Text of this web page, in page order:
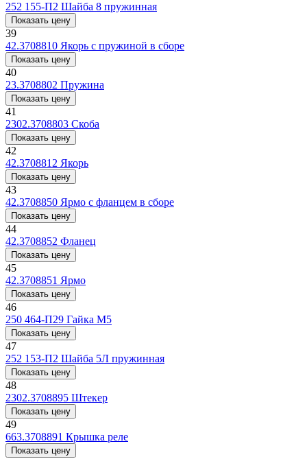
252 155-П2 Шайба 8 пружинная
Показать цену
39
42.3708810 Якорь с пружиной в сборе
Показать цену
40
23.3708802 Пружина
Показать цену
41
2302.3708803 Скоба
Показать цену
42
42.3708812 Якорь
Показать цену
43
42.3708850 Ярмо с фланцем в сборе
Показать цену
44
42.3708852 Фланец
Показать цену
45
42.3708851 Ярмо
Показать цену
46
250 464-П29 Гайка М5
Показать цену
47
252 153-П2 Шайба 5Л пружинная
Показать цену
48
2302.3708895 Штекер
Показать цену
49
663.3708891 Крышка реле
Показать цену